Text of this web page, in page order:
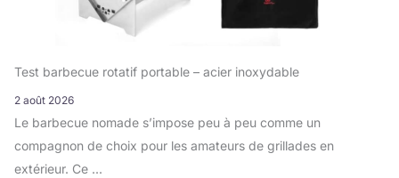
Test barbecue rotatif portable – acier inoxydable
2 août 2026
Le barbecue nomade s’impose peu à peu comme un
compagnon de choix pour les amateurs de grillades en
extérieur. Ce ...